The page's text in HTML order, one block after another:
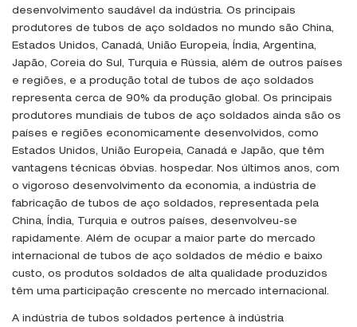
desenvolvimento saudável da indústria. Os principais
produtores de tubos de aço soldados no mundo são China,
Estados Unidos, Canadá, União Europeia, Índia, Argentina,
Japão, Coreia do Sul, Turquia e Rússia, além de outros países
e regiões, e a produção total de tubos de aço soldados
representa cerca de 90% da produção global. Os principais
produtores mundiais de tubos de aço soldados ainda são os
países e regiões economicamente desenvolvidos, como
Estados Unidos, União Europeia, Canadá e Japão, que têm
vantagens técnicas óbvias. hospedar. Nos últimos anos, com
o vigoroso desenvolvimento da economia, a indústria de
fabricação de tubos de aço soldados, representada pela
China, Índia, Turquia e outros países, desenvolveu-se
rapidamente. Além de ocupar a maior parte do mercado
internacional de tubos de aço soldados de médio e baixo
custo, os produtos soldados de alta qualidade produzidos
têm uma participação crescente no mercado internacional.
A indústria de tubos soldados pertence à indústria